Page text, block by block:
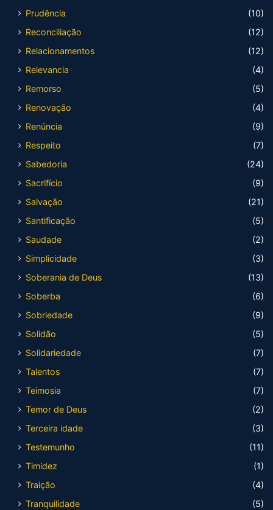
Prudência
(10)
Reconciliação
(12)
Relacionamentos
(12)
Relevancia
(4)
Remorso
(5)
Renovação
(4)
Renúncia
(9)
Respeito
(7)
Sabedoria
(24)
Sacrifício
(9)
Salvação
(21)
Santificação
(5)
Saudade
(2)
Simplicidade
(3)
Soberania de Deus
(13)
Soberba
(6)
Sobriedade
(9)
Solidão
(5)
Solidariedade
(7)
Talentos
(7)
Teimosia
(7)
Temor de Deus
(2)
Terceira idade
(3)
Testemunho
(11)
Timidez
(1)
Traição
(4)
Tranquilidade
(5)